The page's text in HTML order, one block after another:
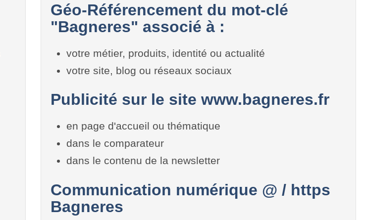
Géo-Référencement du mot-clé
"Bagneres" associé à :
votre métier, produits, identité ou actualité
votre site, blog ou réseaux sociaux
Publicité sur le site www.bagneres.fr
en page d'accueil ou thématique
dans le comparateur
dans le contenu de la newsletter
Communication numérique @ / https
Bagneres